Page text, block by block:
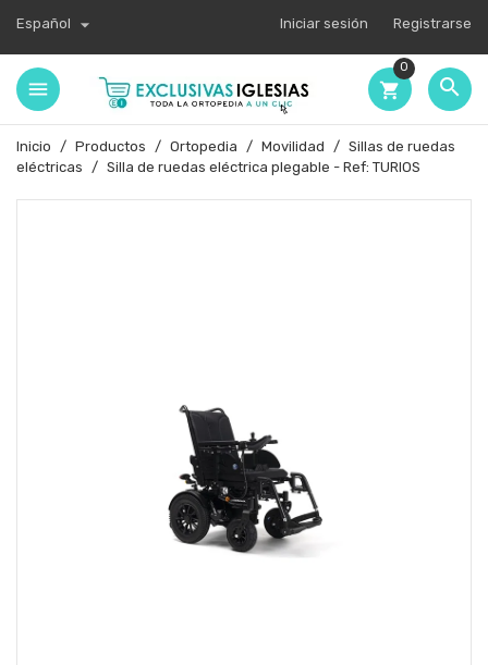
Español  Iniciar sesión Registrarse

shopping_cart
0
Inicio Productos Ortopedia Movilidad
Sillas de ruedas
eléctricas
Silla de ruedas eléctrica plegable - Ref: TURIOS